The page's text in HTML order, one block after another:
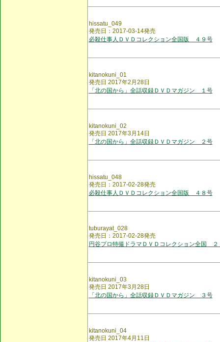
hissatu_049
発売日：2017-03-14発売
必殺仕事人ＤＶＤコレクション全国版 ４９号
kitanokuni_01
発売日 2017年2月28日
「北の国から」全話収録ＤＶＤマガジン １号
kitanokuni_02
発売日 2017年3月14日
「北の国から」全話収録ＤＶＤマガジン ２号
hissatu_048
発売日：2017-02-28発売
必殺仕事人ＤＶＤコレクション全国版 ４８号
tuburayat_028
発売日：2017-02-28発売
円谷プロ特撮ドラマＤＶＤコレクション全国 ２
kitanokuni_03
発売日 2017年3月28日
「北の国から」全話収録ＤＶＤマガジン ３号
kitanokuni_04
発売日 2017年4月11日